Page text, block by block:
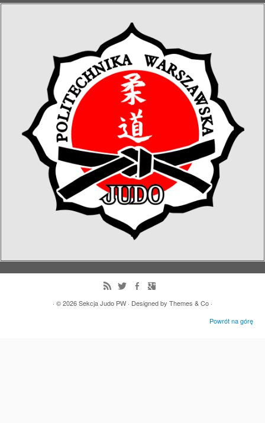
· © 2026Sekcja Judo PW · Designed by Themes & Co ·
Powrót na górę